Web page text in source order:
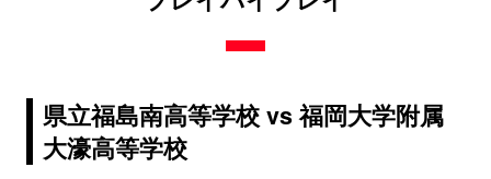
県立福島南高等学校 vs 福岡大学附属
大濠高等学校